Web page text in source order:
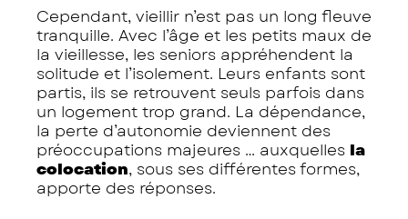
Cependant, vieillir n’est pas un long fleuve
tranquille. Avec l’âge et les petits maux de
la vieillesse, les seniors appréhendent la
solitude et l’isolement. Leurs enfants sont
partis, ils se retrouvent seuls parfois dans
un logement trop grand. La dépendance,
la perte d’autonomie deviennent des
préoccupations majeures … auxquelles la
colocation, sous ses différentes formes,
apporte des réponses.